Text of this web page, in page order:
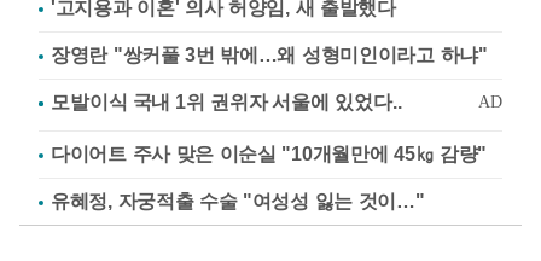
'고지용과 이혼' 의사 허양임, 새 출발했다
장영란 "쌍커풀 3번 밖에…왜 성형미인이라고 하냐"
다이어트 주사 맞은 이순실 "10개월만에 45㎏ 감량"
유혜정, 자궁적출 수술 "여성성 잃는 것이…"